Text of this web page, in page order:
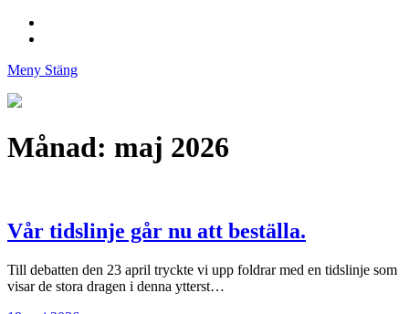
Meny Stäng
Föreningen
Skadliga
Utsläpp
Månad: maj 2026
Vår tidslinje går nu att beställa.
Till debatten den 23 april tryckte vi upp foldrar med en tidslinje som
visar de stora dragen i denna ytterst…